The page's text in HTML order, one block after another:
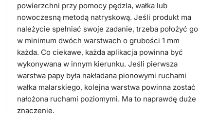
powierzchni przy pomocy pędzla, wałka lub
nowoczesną metodą natryskową. Jeśli produkt ma
należycie spełniać swoje zadanie, trzeba położyć go
w minimum dwóch warstwach o grubości 1 mm
każda. Co ciekawe, każda aplikacja powinna być
wykonywana w innym kierunku. Jeśli pierwsza
warstwa papy była nakładana pionowymi ruchami
wałka malarskiego, kolejna warstwa powinna zostać
nałożona ruchami poziomymi. Ma to naprawdę duże
znaczenie.